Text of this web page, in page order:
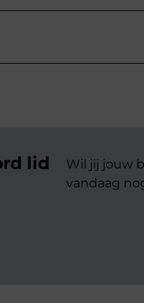
lid
Wil jij jouw
vandaag